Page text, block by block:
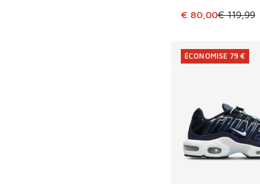
Cet article est en
€ 80,00€ 119,99
ÉCONOMISE 79 €